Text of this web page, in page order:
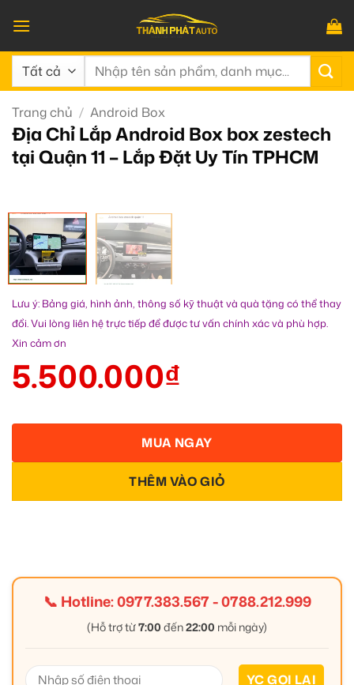
qua
nội
dung
Tìm
Trang chủ / Android Box
Địa Chỉ Lắp Android Box box zestech
tại Quận 11 – Lắp Đặt Uy Tín TPHCM
Lưu ý: Bảng giá, hình ảnh, thông số kỹ thuật và quà tặng có thể thay
đổi. Vui lòng liên hệ trực tiếp để được tư vấn chính xác và phù hợp.
Xin cảm ơn
5.500.000₫
THÊM VÀO GIỎ
MUA NGAY
📞 Hotline:0977.383.567-0788.212.999
(Hỗ trợ từ7:00 đến22:00 mỗi ngày)